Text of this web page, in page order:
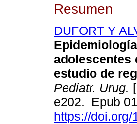
Resumen
DUFORT Y
adolescentes
estudio de
Pediatr. Urug.
e202. Epub
https://doi.org/